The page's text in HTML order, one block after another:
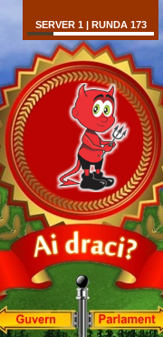
SERVER 1 | RUNDA 173